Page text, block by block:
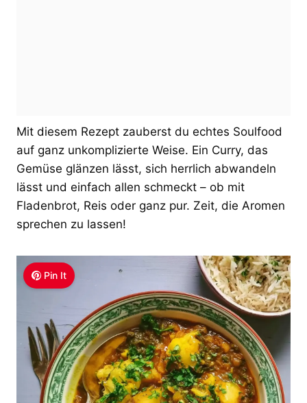
Mit diesem Rezept zauberst du echtes Soulfood
auf ganz unkomplizierte Weise. Ein Curry, das
Gemüse glänzen lässt, sich herrlich abwandeln
lässt und einfach allen schmeckt – ob mit
Fladenbrot, Reis oder ganz pur. Zeit, die Aromen
sprechen zu lassen!
Pin It